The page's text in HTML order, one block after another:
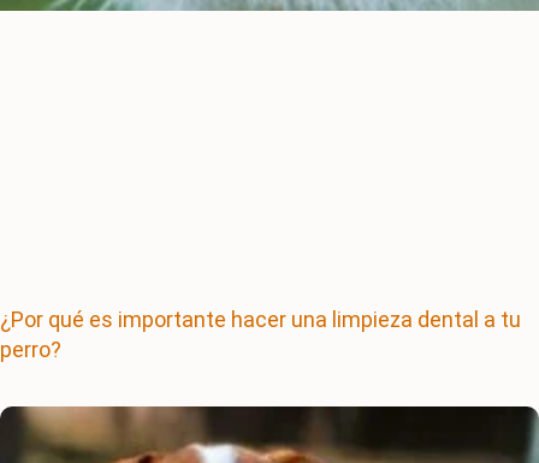
¿Por qué es importante hacer una limpieza dental a tu
perro?